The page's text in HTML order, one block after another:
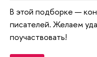
В этой подборке —
писателей. Желаем
поучаствовать!